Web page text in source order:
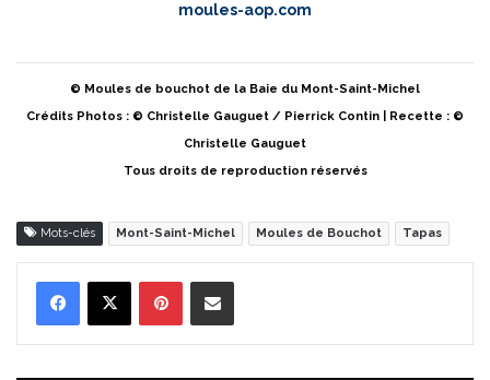
moules-aop.com
© Moules de bouchot de la Baie du Mont-Saint-Michel
Crédits Photos : © Christelle Gauguet / Pierrick Contin | Recette : ©
Christelle Gauguet
Tous droits de reproduction réservés
Mots-clés Mont-Saint-Michel Moules de Bouchot Tapas